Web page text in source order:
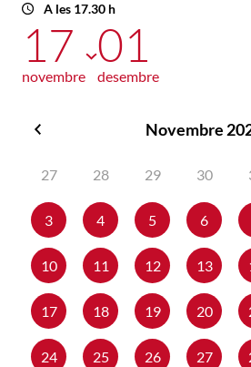
A les 17.30 h
17
novembre
01
desembre
Novembre
27
28 29 30
3 4 5 6
10 11 12 13
17 18 19 20
24 25 26 27